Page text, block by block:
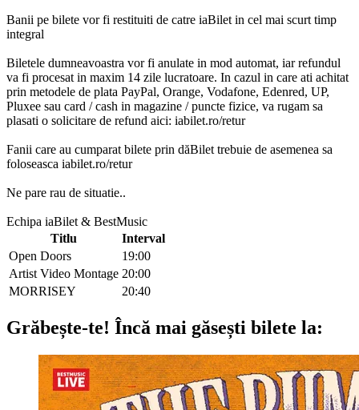
Banii pe bilete vor fi restituiti de catre iaBilet in cel mai scurt timp
integral
Biletele dumneavoastra vor fi anulate in mod automat, iar refundul
va fi procesat in maxim 14 zile lucratoare. In cazul in care ati achitat
prin metodele de plata PayPal, Orange, Vodafone, Edenred, UP,
Pluxee sau card / cash in magazine / puncte fizice, va rugam sa
plasati o solicitare de refund aici: iabilet.ro/retur
Fanii care au cumparat bilete prin dăBilet trebuie de asemenea sa
foloseasca iabilet.ro/retur
Ne pare rau de situatie..
Echipa iaBilet & BestMusic
Titlu
Interval
Open Doors
19:00
Artist Video Montage 20:00
MORRISEY
20:40
Grăbește-te! Încă mai găsești bilete la: